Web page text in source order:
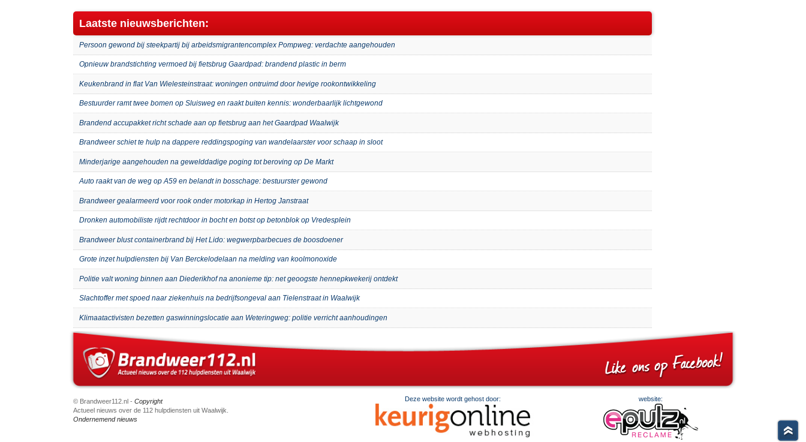
Laatste nieuwsberichten:
Persoon gewond bij steekpartij bij arbeidsmigrantencomplex Pompweg: verdachte aangehouden
Opnieuw brandstichting vermoed bij fietsbrug Gaardpad: brandend plastic in berm
Keukenbrand in flat Van Wielesteinstraat: woningen ontruimd door hevige rookontwikkeling
Bestuurder ramt twee bomen op Sluisweg en raakt buiten kennis: wonderbaarlijk lichtgewond
Brandend accupakket richt schade aan op fietsbrug aan het Gaardpad Waalwijk
Brandweer schiet te hulp na dappere reddingspoging van wandelaarster voor schaap in sloot
Minderjarige aangehouden na gewelddadige poging tot beroving op De Markt
Auto raakt van de weg op A59 en belandt in bosschage: bestuurster gewond
Brandweer gealarmeerd voor rook onder motorkap in Hertog Janstraat
Dronken automobiliste rijdt rechtdoor in bocht en botst op betonblok op Vredesplein
Brandweer blust containerbrand bij Het Lido: wegwerpbarbecues de boosdoener
Grote inzet hulpdiensten bij Van Berckelodelaan na melding van koolmonoxide
Politie valt woning binnen aan Diederikhof na anonieme tip: net geoogste hennepkwekerij ontdekt
Slachtoffer met spoed naar ziekenhuis na bedrijfsongeval aan Tielenstraat in Waalwijk
Klimaatactivisten bezetten gaswinningslocatie aan Weteringweg: politie verricht aanhoudingen
© Brandweer112.nl - Copyright
Actueel nieuws over de 112 hulpdiensten uit Waalwijk.
Ondernemend nieuws
Deze website wordt gehost door: website: